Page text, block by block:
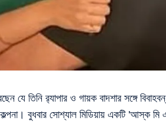
যে তিনি র‍্যাপার ও গায়ক বাদশার সঙ্গে
বুধবার সোশ্যাল মিডিয়ায় একটি 'আস্ক